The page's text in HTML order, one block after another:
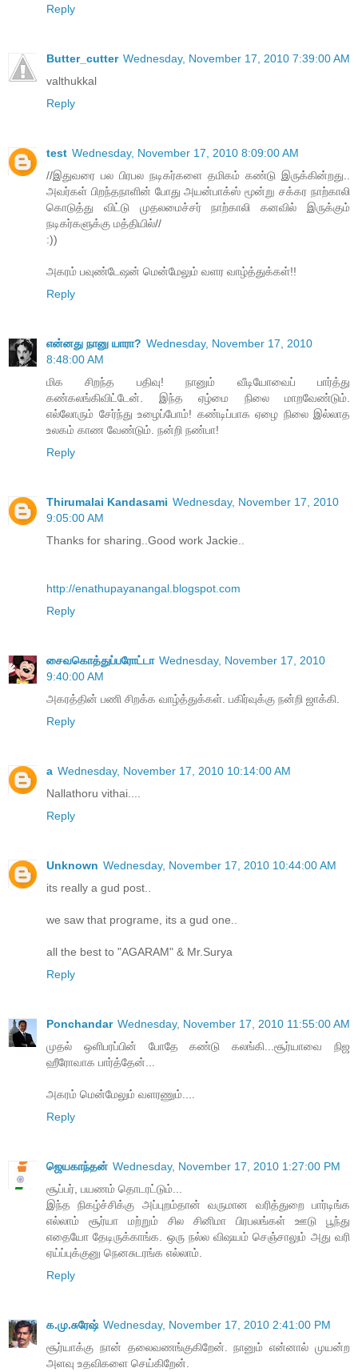
Reply
Butter_cutter Wednesday, November 17, 2010 7:39:00 AM
valthukkal
Reply
test Wednesday, November 17, 2010 8:09:00 AM
//இதுவரை பல பிரபல நடிகர்களை தமிகம் கண்டு இருக்கின்றது..
அவர்கள் பிறந்தநாளின் போது அயன்பாக்ஸ் மூன்று சக்கர நாற்காலி
கொடுத்து விட்டு முதலமைச்சர் நாற்காலி கனவில் இருக்கும்
நடிகர்களுக்கு மத்தியில்//
:))
அகரம் பவுண்டேஷன் மென்மேலும் வளர வாழ்த்துக்கள்!!
Reply
என்னது நானு யாரா? Wednesday, November 17, 2010
8:48:00 AM
மிக சிறந்த பதிவு! நானும் வீடியோவைப் பார்த்து
கண்கலங்கிவிட்டேன். இந்த ஏழ்மை நிலை மாறவேண்டும்.
எல்லோரும் சேர்ந்து உழைப்போம்! கண்டிப்பாக ஏழை நிலை இல்லாத
உலகம் காண வேண்டும். நன்றி நண்பா!
Reply
Thirumalai Kandasami Wednesday, November 17, 2010
9:05:00 AM
Thanks for sharing..Good work Jackie..
http://enathupayanangal.blogspot.com
Reply
சைவகொத்துப்பரோட்டா Wednesday, November 17, 2010
9:40:00 AM
அகரத்தின் பணி சிறக்க வாழ்த்துக்கள். பகிர்வுக்கு நன்றி ஜாக்கி.
Reply
a Wednesday, November 17, 2010 10:14:00 AM
Nallathoru vithai....
Reply
Unknown Wednesday, November 17, 2010 10:44:00 AM
its really a gud post..
we saw that programe, its a gud one..
all the best to "AGARAM" & Mr.Surya
Reply
Ponchandar Wednesday, November 17, 2010 11:55:00 AM
முதல் ஒளிபரப்பின் போதே கண்டு கலங்கி...சூர்யாவை நிஜ
ஹீரோவாக பார்த்தேன்...
அகரம் மென்மேலும் வளரணும்....
Reply
ஜெயகாந்தன் Wednesday, November 17, 2010 1:27:00 PM
சூப்பர், பயணம் தொடரட்டும்...
இந்த நிகழ்ச்சிக்கு அப்புறம்தான் வருமான வரித்துறை பார்டிங்க
எல்லாம் சூர்யா மற்றும் சில சினிமா பிரபலங்கள் ஊடு பூந்து
எதையோ தேடிருக்காங்க. ஒரு நல்ல விஷயம் செஞ்சாலும் அது வரி
ஏய்ப்புக்குனு நெனசுடரங்க எல்லாம்.
Reply
க.மு.சுரேஷ் Wednesday, November 17, 2010 2:41:00 PM
சூர்யாக்கு நான் தலைவணங்குகிறேன். நானும் என்னால் முயன்ற
அளவு உதவிகளை செய்கிறேன்.